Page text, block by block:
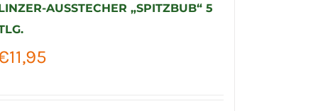
AUSSTECHER „SPITZBUB“ 5
11,95